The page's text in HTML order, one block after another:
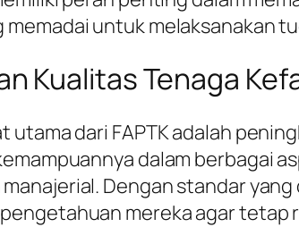
untuk melaksanakan
Kualitas Tenaga
utama dari FAPTK adalah
dalam berbagai
Dengan standar
mereka agar